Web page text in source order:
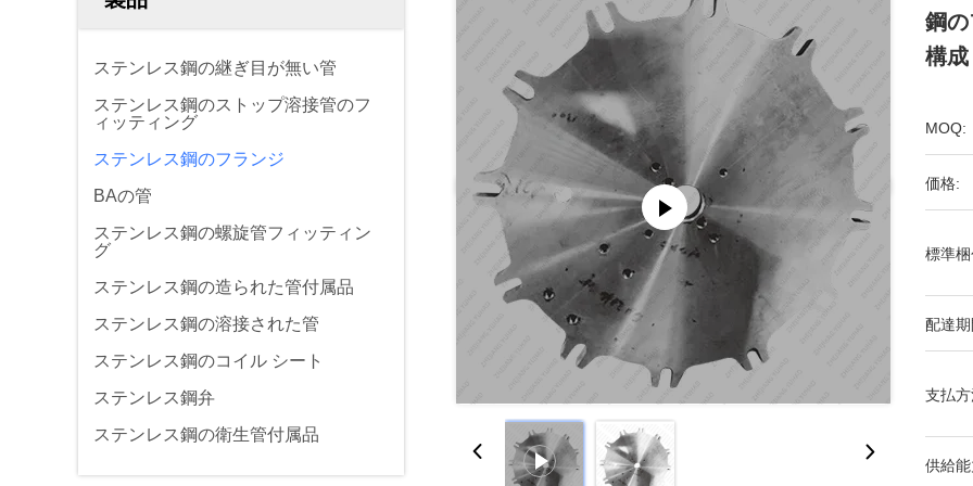
ステンレス鋼の継ぎ目が無い管
ステンレス鋼のストップ溶接管のフ
ィッティング
ステンレス鋼のフランジ
BAの管
ステンレス鋼の螺旋管フィッティン
グ
ステンレス鋼の造られた管付属品
ステンレス鋼の溶接された管
ステンレス鋼のコイル シート
ステンレス鋼弁
ステンレス鋼の衛生管付属品
鋼
構成
MOQ:
価格:
標準
配達
支払
供給